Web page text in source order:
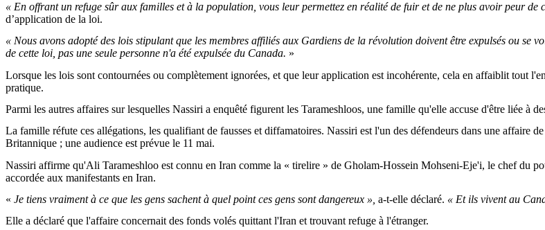
« En offrant un refuge sûr aux familles et à la population, vous leur permettez en réalité de fuir et de ne plus avoir peur de
d’application de la loi.
« Nous avons adopté des lois stipulant que les membres affiliés aux Gardiens de la révolution doivent être expulsés ou se
de cette loi, pas une seule personne n'a été expulsée du Canada. »
Lorsque les lois sont contournées ou complètement ignorées, et que leur application est incohérente, cela en affaiblit tout
pratique.
Parmi les autres affaires sur lesquelles Nassiri a enquêté figurent les Tarameshloos, une famille qu'elle accuse d'être liée à
La famille réfute ces allégations, les qualifiant de fausses et diffamatoires. Nassiri est l'un des défendeurs dans une affaire
Britannique ; une audience est prévue le 11 mai.
Nassiri affirme qu'Ali Tarameshloo est connu en Iran comme la « tirelire » de Gholam-Hossein Mohseni-Eje'i, le chef du
accordée aux manifestants en Iran.
« Je tiens vraiment à ce que les gens sachent à quel point ces gens sont dangereux », a-t-elle déclaré. « Et ils vivent au
Elle a déclaré que l'affaire concernait des fonds volés quittant l'Iran et trouvant refuge à l'étranger.